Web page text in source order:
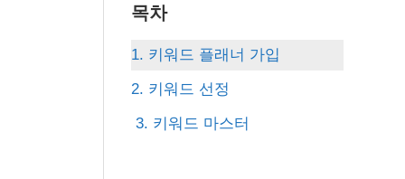
r
c
h
목차
1. 키워드 플래너 가입
2. 키워드 선정
3. 키워드 마스터